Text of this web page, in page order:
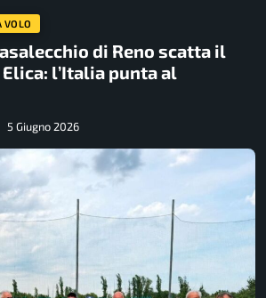
VOLO
di Reno scatta il
l’Italia punta al
5 Giugno 2026